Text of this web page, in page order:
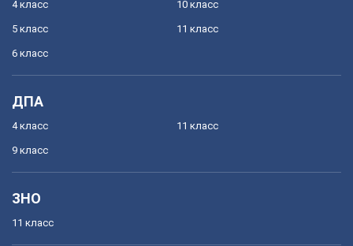
4 класс
5 класс
6 класс
10 класс
11 класс
ДПА
4 класс
9 класс
11 класс
ЗНО
11 класс